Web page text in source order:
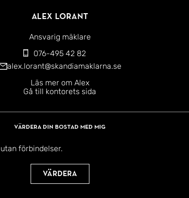
Alex Lorant
Ansvarig mäklare
076-495 42 82
alex.lorant@skandiamaklarna.se
Läs mer om Alex
Gå till kontorets sida
Värdera din bostad med mig
förbindelser.
Värdera